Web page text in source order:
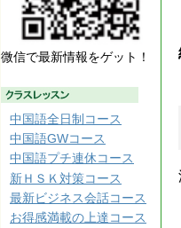
微信で最新情報をゲット！
中国語全日制コース
中国語GWコース
中国語プチ連休コース
新ＨＳＫ対策コース
最新ビジネス会話コース
お得感満載の上達コース